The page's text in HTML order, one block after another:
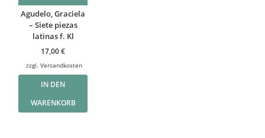
Agudelo, Graciela
– Siete piezas
latinas f. Kl
17,00€
zzgl.Versandkosten
IN DEN
WARENKORB